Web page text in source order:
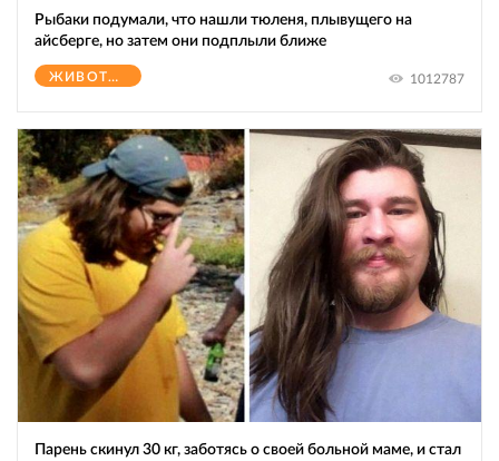
Рыбаки подумали, что нашли тюленя, плывущего на
айсберге, но затем они подплыли ближе
ЖИВОТНЫЕ 1012787
Парень скинул 30 кг, заботясь о своей больной маме, и стал